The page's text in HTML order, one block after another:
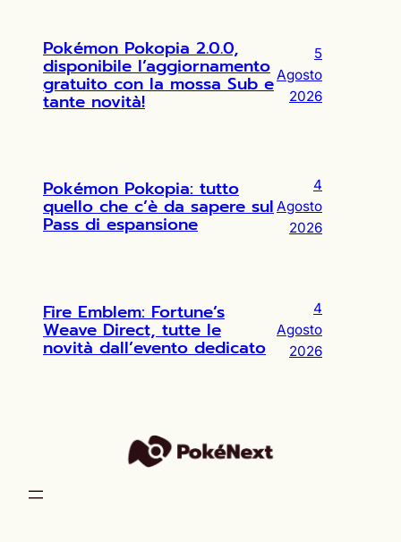
Pokémon Pokopia 2.0.0,
disponibile l’aggiornamento
gratuito con la mossa Sub e
tante novità!
5
Agosto
2026
Pokémon Pokopia: tutto
quello che c’è da sapere sul
Pass di espansione
4
Agosto
2026
Fire Emblem: Fortune’s
Weave Direct, tutte le
novità dall’evento dedicato
4
Agosto
2026